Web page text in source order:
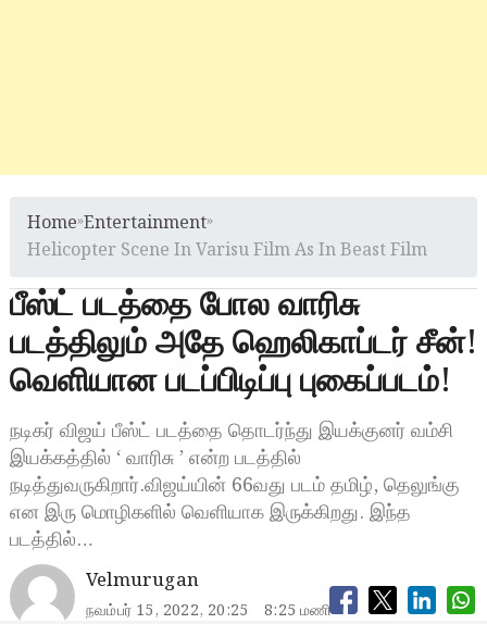
Home»Entertainment»
Helicopter Scene In Varisu Film As In Beast Film
பீஸ்ட் படத்தை போல வாரிசு
படத்திலும் அதே ஹெலிகாப்டர் சீன்!
வெளியான படப்பிடிப்பு புகைப்படம்!
நடிகர் விஜய் பீஸ்ட் படத்தை தொடர்ந்து இயக்குனர் வம்சி
இயக்கத்தில் ‘ வாரிசு ’ என்ற படத்தில்
நடித்துவருகிறார்.விஜய்யின் 66வது படம் தமிழ், தெலுங்கு
என இரு மொழிகளில் வெளியாக இருக்கிறது. இந்த
படத்தில்…
Velmurugan
நவம்பர் 15, 2022, 20:25 8:25 மணி